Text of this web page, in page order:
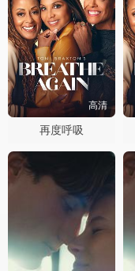
高清
再度呼吸